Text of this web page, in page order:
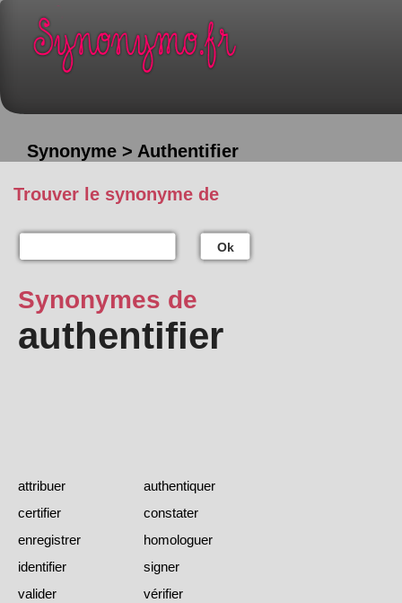
Synonyme > Authentifier
Trouver le synonyme de
Ok
Synonymes de
authentifier
attribuer
authentiquer
certifier
constater
enregistrer
homologuer
identifier
signer
valider
vérifier